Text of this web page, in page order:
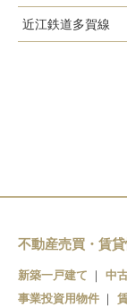
南彦根駅
フジテック前駅
近江鉄道多賀線
不動産売買・賃
新築一戸建て 中
事業投資用物件